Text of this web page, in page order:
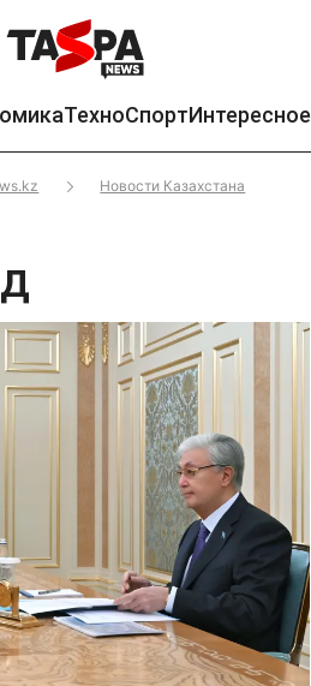
ТехноСпортИнтересное
Новости Казахстана